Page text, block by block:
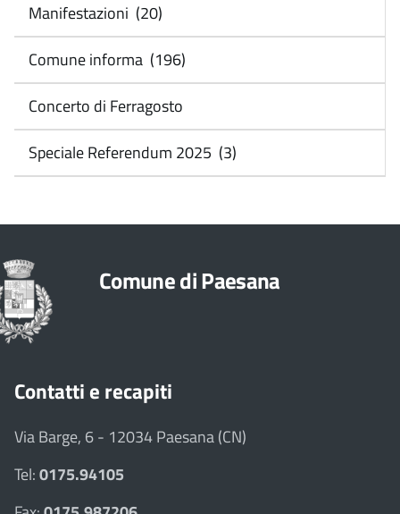
Manifestazioni (20)
Comune informa (196)
Concerto di Ferragosto
Speciale Referendum 2025 (3)
Comune di Paesana
Contatti e recapiti
Via Barge, 6 - 12034 Paesana (CN)
Tel:0175.94105